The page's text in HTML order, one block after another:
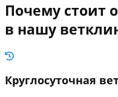
Почему стоит
в нашу
Круглосуточная